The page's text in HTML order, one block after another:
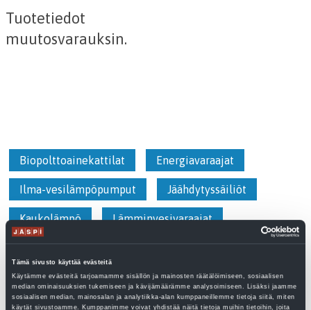
Tämä sivusto käyttää evästeitä
Käytämme evästeitä tarjoamamme sisällön ja mainosten räätälöimiseen, sosiaalisen
median ominaisuuksien tukemiseen ja kävijämäärämme analysoimiseen. Lisäksi jaamme
sosiaalisen median, mainosalan ja analytiikka-alan kumppaneillemme tietoja siitä, miten
käytät sivustoamme. Kumppanimme voivat yhdistää näitä tietoja muihin tietoihin, joita
Tuotetiedot
muutosvarauksin.
Biopolttoainekattilat Energiavaraajat
Ilma-vesilämpöpumput Jäähdytyssäiliöt
Kaukolämpö Lämminvesivaraajat
Maalämpöpumput Pellettikattilat
Puukattilat Sähkökattilat
Suuret kiinteistöt Uncategorized